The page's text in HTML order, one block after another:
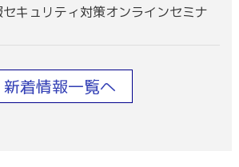
キュリティ対策オンラインセミナ
新着情報一覧へ